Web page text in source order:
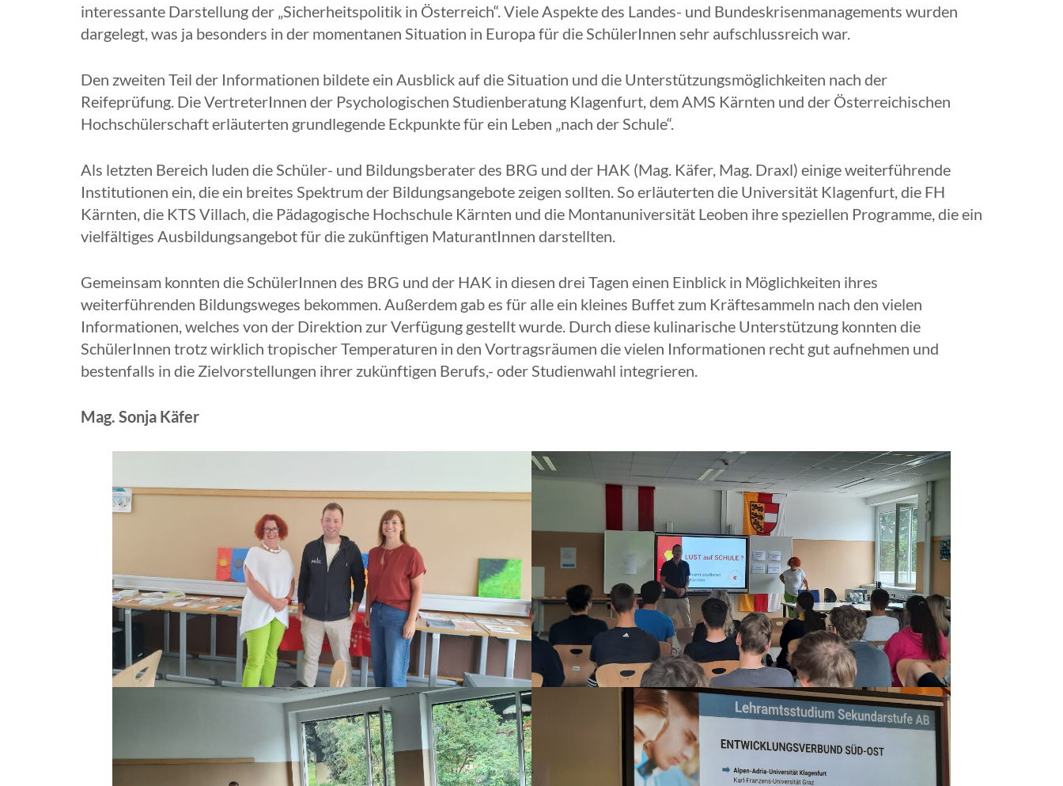
interessante Darstellung der „Sicherheitspolitik in Österreich“. Viele Aspekte des Landes- und Bundeskrisenmanagements wurden
dargelegt, was ja besonders in der momentanen Situation in Europa für die SchülerInnen sehr aufschlussreich war.
Den zweiten Teil der Informationen bildete ein Ausblick auf die Situation und die Unterstützungsmöglichkeiten nach der
Reifeprüfung. Die VertreterInnen der Psychologischen Studienberatung Klagenfurt, dem AMS Kärnten und der Österreichischen
Hochschülerschaft erläuterten grundlegende Eckpunkte für ein Leben „nach der Schule“.
Als letzten Bereich luden die Schüler- und Bildungsberater des BRG und der HAK (Mag. Käfer, Mag. Draxl) einige weiterführende
Institutionen ein, die ein breites Spektrum der Bildungsangebote zeigen sollten. So erläuterten die Universität Klagenfurt, die FH
Kärnten, die KTS Villach, die Pädagogische Hochschule Kärnten und die Montanuniversität Leoben ihre speziellen Programme, die ein
vielfältiges Ausbildungsangebot für die zukünftigen MaturantInnen darstellten.
Gemeinsam konnten die SchülerInnen des BRG und der HAK in diesen drei Tagen einen Einblick in Möglichkeiten ihres
weiterführenden Bildungsweges bekommen. Außerdem gab es für alle ein kleines Buffet zum Kräftesammeln nach den vielen
Informationen, welches von der Direktion zur Verfügung gestellt wurde. Durch diese kulinarische Unterstützung konnten die
SchülerInnen trotz wirklich tropischer Temperaturen in den Vortragsräumen die vielen Informationen recht gut aufnehmen und
bestenfalls in die Zielvorstellungen ihrer zukünftigen Berufs,- oder Studienwahl integrieren.
Mag. Sonja Käfer